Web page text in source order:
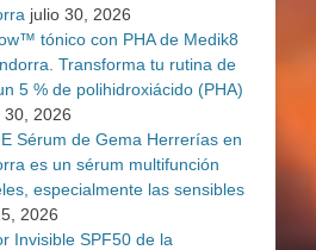
julio 30, 2026
tónico con PHA de Medik8
Transforma tu rutina de
5 % de polihidroxiácido (PHA)
30, 2026
Sérum de Gema Herrerías en
es un sérum multifunción
especialmente las sensibles
2026
Invisible SPF50 de la